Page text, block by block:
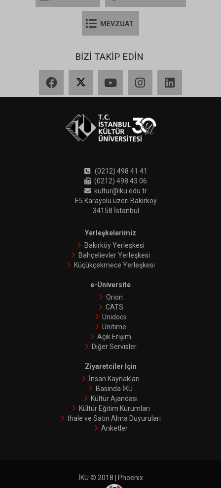
MEVZUAT
BİZİ TAKİP EDİN
(0212) 498 41 41
(0212) 498 43 06
kultur@iku.edu.tr
E5 Karayolu üzeri Bakırköy
34158 İstanbul
Yerleşkelerimiz
Bakırköy Yerleşkesi
Bahçelievler Yerleşkesi
Küçükçekmece Yerleşkesi
e-Üniversite
Orion
CATS
Unidocs
Unitime
Açık Erişim
Diğer Servisler
Ziyaretciler İçin
İnsan Kaynakları
Basında İKÜ
Kültür Ajandası
Kültür Eğitim Kurumları
İhale ve Satın Alma Duyuruları
Anketler
İKÜ © 2018 | Phoenix